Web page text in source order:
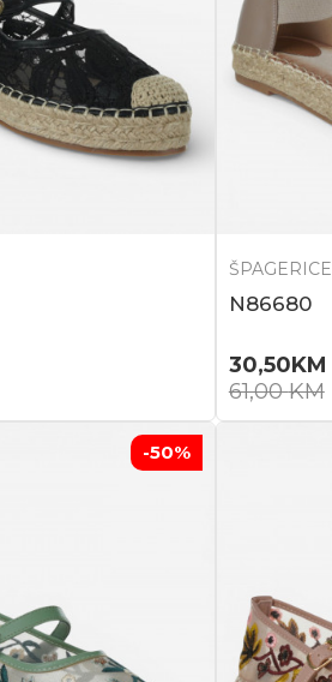
ŠPAGERICE
N86680
30,50KM
61,00KM
-50%